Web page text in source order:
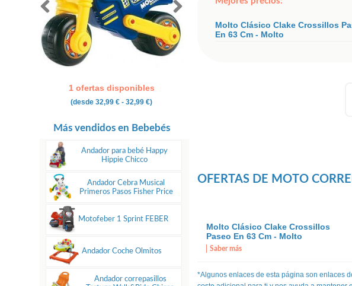
1 ofertas disponibles
(desde32,99 € - 32,99 €)
Más vendidos en Bebebés
Andador para bebé Happy
Hippie Chicco
Andador Cebra Musical
Primeros Pasos Fisher Price
Motofeber 1 Sprint FEBER
Andador Coche Olmitos
Andador correpasillos
Molto Clásico Clake Crossillos
En 63 Cm - Molto
OFERTAS DE MOTO
Molto Clásico Clake Crossillos
Paseo En 63 Cm - Molto
Saber más
*Algunos enlaces de esta página son enlaces